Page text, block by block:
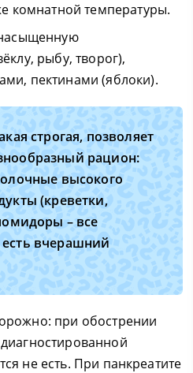
комнатной температуры.
рыбу, творог),
пектинами (яблоки).
строгая, позволяет
рацион:
высокого
(креветки,
– все
вчерашний
при обострении
не есть. При панкреатите